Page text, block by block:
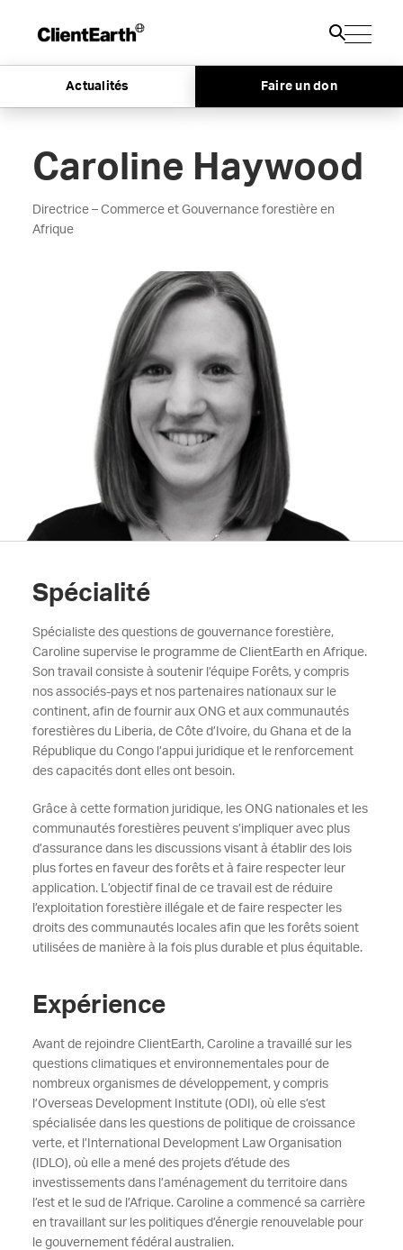
Actualités Faire un don
Caroline Haywood
Directrice – Commerce et Gouvernance forestière en
Afrique
Spécialité
Spécialiste des questions de gouvernance forestière,
Caroline supervise le programme de ClientEarth en Afrique.
Son travail consiste à soutenir l’équipe Forêts, y compris
nos associés-pays et nos partenaires nationaux sur le
continent, afin de fournir aux ONG et aux communautés
forestières du Liberia, de Côte d’Ivoire, du Ghana et de la
République du Congo l’appui juridique et le renforcement
des capacités dont elles ont besoin.
Grâce à cette formation juridique, les ONG nationales et les
communautés forestières peuvent s’impliquer avec plus
d’assurance dans les discussions visant à établir des lois
plus fortes en faveur des forêts et à faire respecter leur
application. L’objectif final de ce travail est de réduire
l’exploitation forestière illégale et de faire respecter les
droits des communautés locales afin que les forêts soient
utilisées de manière à la fois plus durable et plus équitable.
Expérience
Avant de rejoindre ClientEarth, Caroline a travaillé sur les
questions climatiques et environnementales pour de
nombreux organismes de développement, y compris
l’Overseas Development Institute (ODI), où elle s’est
spécialisée dans les questions de politique de croissance
verte, et l’International Development Law Organisation
(IDLO), où elle a mené des projets d’étude des
investissements dans l’aménagement du territoire dans
l’est et le sud de l’Afrique. Caroline a commencé sa carrière
en travaillant sur les politiques d’énergie renouvelable pour
le gouvernement fédéral australien.